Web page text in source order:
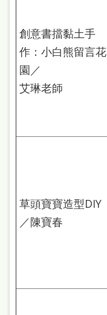
辦
法
聯
創意書擋黏土手
作：小白熊留言花
園／
艾琳老師
草頭寶寶造型DIY
／陳寶春